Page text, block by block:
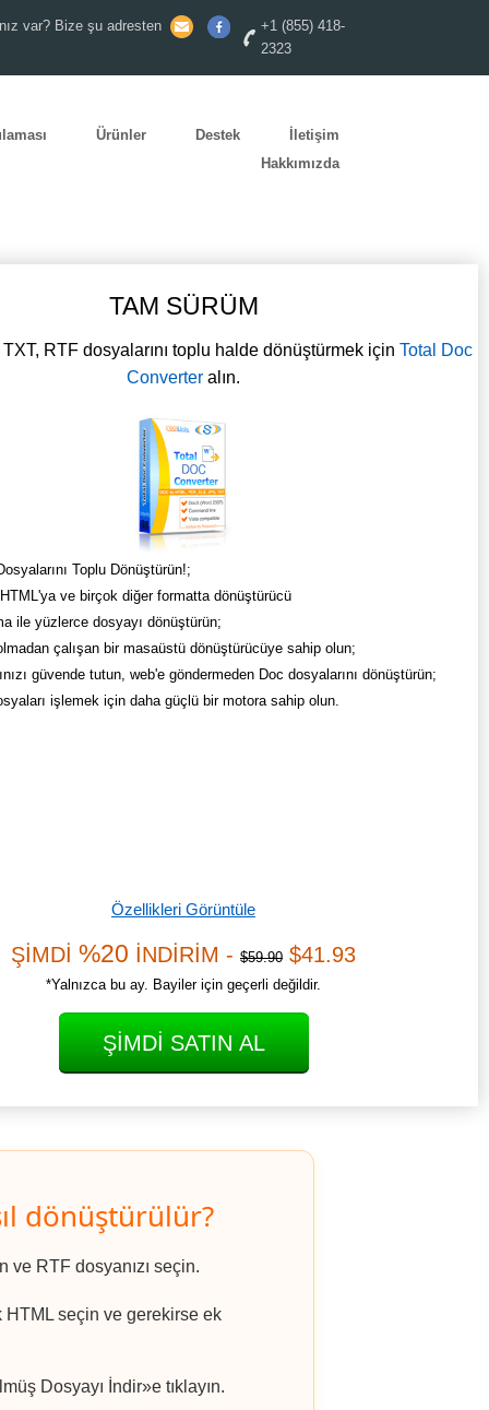
var? Bize şu adresten
+1 (855) 418-
2323
Ürünler Destek
İletişim
Hakkımızda
TAM SÜRÜM
RTF dosyalarını toplu halde dönüştürmek için Total Doc
Converter alın.
Toplu Dönüştürün!;
ve birçok diğer formatta dönüştürücü
ile yüzlerce dosyayı dönüştürün;
çalışan bir masaüstü dönüştürücüye sahip olun;
güvende tutun, web'e göndermeden Doc dosyalarını dönüştürün;
işlemek için daha güçlü bir motora sahip olun.
Özellikleri Görüntüle
ŞİMDİ %20 İNDİRİM - $59.90 $41.93
*Yalnızca bu ay. Bayiler için geçerli değildir.
ŞIMDI SATIN AL
dönüştürülür?
ve RTF dosyanızı seçin.
HTML seçin ve gerekirse ek
Dosyayı İndir»e tıklayın.